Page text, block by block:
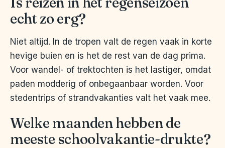
echt zo erg?
Niet altijd. In de tropen valt de regen vaak in korte
hevige buien en is het de rest van de dag prima.
Voor wandel- of trektochten is het lastiger, omdat
paden modderig of onbegaanbaar worden. Voor
stedentrips of strandvakanties valt het vaak mee.
Welke maanden hebben de
meeste schoolvakantie-drukte?